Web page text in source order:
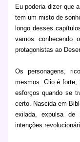
Eu poderia dizer que
tem um misto de
longo desses
vamos conhecendo
protagonistas ao
Os personagens,
mesmos: Clio é forte,
esforços quando se
certo. Nascida em
exilada, expulsa
intenções